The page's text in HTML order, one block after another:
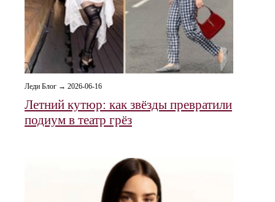
Леди Блог → 2026-06-16
Летний кутюр: как звёзды превратили
подиум в театр грёз